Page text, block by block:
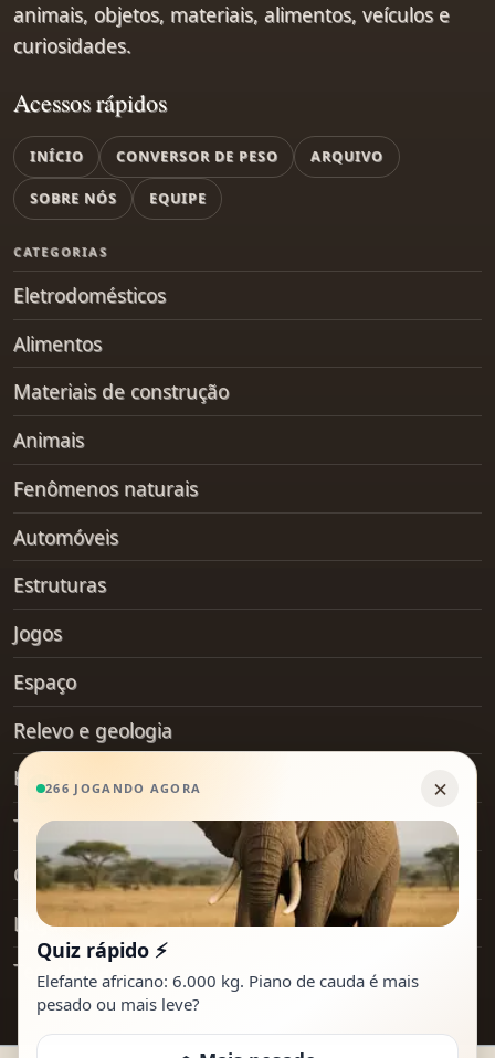
Acessos rápidos
INÍCIO CONVERSOR DE PESO ARQUIVO
SOBRE NÓS EQUIPE
CATEGORIAS
Eletrodomésticos
Alimentos
Materiais de construção
Animais
Fenômenos naturais
Automóveis
Estruturas
Jogos
Espaço
Relevo e geologia
Hobby
Transporte
Objetos do dia a dia
Lugares
Tecnologia
animais, objetos, materiais, alimentos, veículos e
curiosidades.